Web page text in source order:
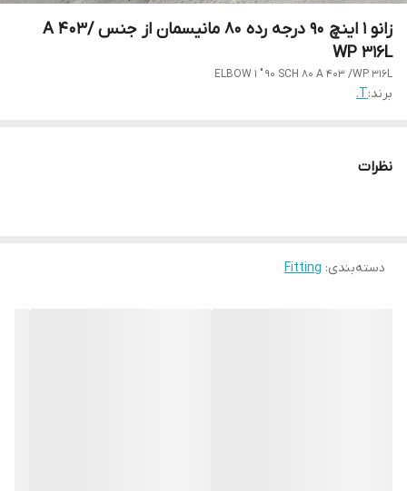
زانو 1 اینچ 90 درجه رده 80 مانیسمان از جنس A 403/
WP 316L
ELBOW 1 " 90 SCH 80 A 403 /WP 316L
برند:T.
نظرات
دسته‌بندی:
Fitting